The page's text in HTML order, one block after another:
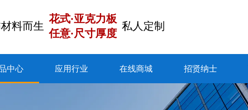
料而生
花式·亚克力板
任意·尺寸厚度
私人定制
中心 应用行业 在线商城 招贤纳士